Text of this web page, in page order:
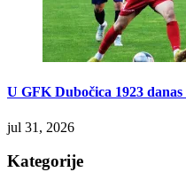
U GFK Dubočica 1923
jul 31, 2026
Kategorije